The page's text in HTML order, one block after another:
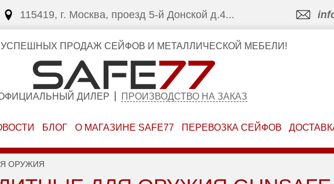
115419, г. Москва, проезд 5-й Донской д.4...
ПРОДАЖ СЕЙФОВ И МЕТАЛЛИЧЕСКОЙ МЕБЕЛИ!
ДИЛЕР ПРОИЗВОДСТВО НА ЗАКАЗ
БЛОГ О МАГАЗИНЕ SAFE77 ПЕРЕВОЗКА СЕЙФОВ
ОРУЖИЯ